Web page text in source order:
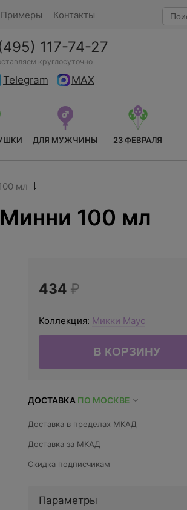
Примеры Контакты
117-74-27
круглосуточно
Telegram MAX
ДЛЯ МУЖЧИНЫ 23 ФЕВРАЛЯ
мл
100 мл
434 ₽
Коллекция: Микки Маус
ДОСТАВКА ПО МОСКВЕ
Доставка в пределах МКАД
Доставка за МКАД
Скидка подписчикам
Параметры